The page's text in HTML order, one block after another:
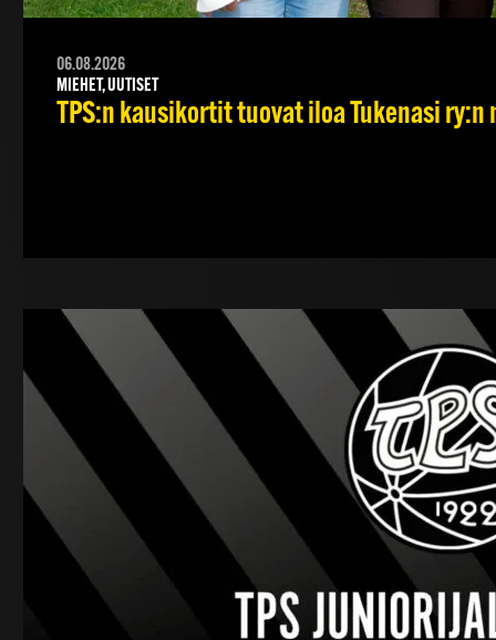
06.08.2026
MIEHET, UUTISET
TPS:n kausikortit tuovat iloa Tukenasi